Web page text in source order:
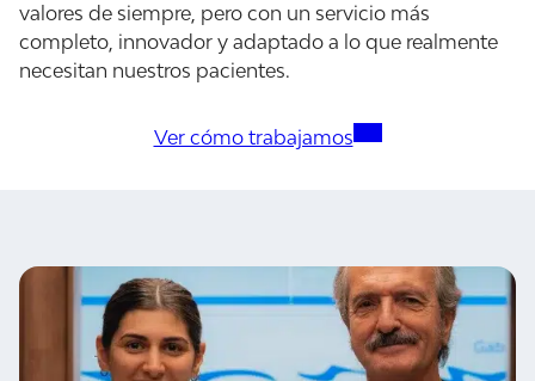
valores de siempre, pero con un servicio más
completo, innovador y adaptado a lo que realmente
necesitan nuestros pacientes.
Ver cómo trabajamos